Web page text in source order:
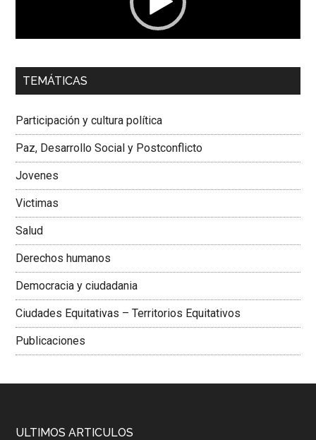
00:00 01:04
Dra. Carolina Corcho Mejía,Presidenta Corporación
Colombiana
TEMÁTICAS
Participación y cultura política
Paz, Desarrollo Social y Postconflicto
Jovenes
Victimas
Salud
Derechos humanos
Democracia y ciudadania
Ciudades Equitativas – Territorios Equitativos
Publicaciones
ULTIMOS ARTICULOS